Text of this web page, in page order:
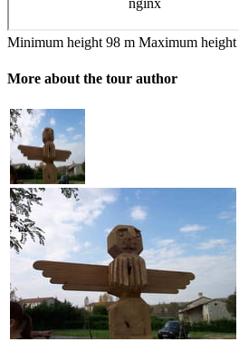
Minimum height 98 m Maximum height
More about the tour author